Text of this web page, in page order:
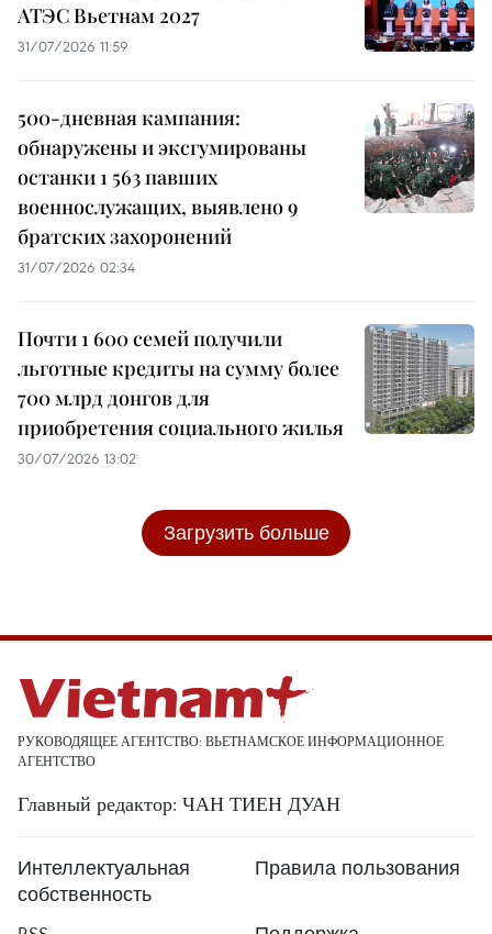
АТЭС Вьетнам 2027
31/07/2026 11:59
500-дневная кампания:
обнаружены и эксгумированы
останки 1 563 павших
военнослужащих, выявлено 9
братских захоронений
31/07/2026 02:34
Почти 1 600 семей получили
льготные кредиты на сумму более
700 млрд донгов для
приобретения социального жилья
30/07/2026 13:02
Загрузить больше
РУКОВОДЯЩЕЕ АГЕНТСТВО: ВЬЕТНАМСКОЕ ИНФОРМАЦИОННОЕ
АГЕНТСТВО
Главный редактор: ЧАН ТИЕН ДУАН
Интеллектуальная
собственность
Правила пользования